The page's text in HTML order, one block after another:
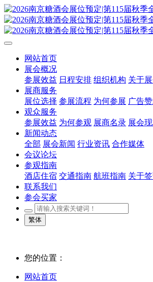
网站首页
展会概况
参展效益 日程安排 组织机构 关于
展商服务
展位选择 参展流程 为何参展 广告
观众服务
参展效益 为何参观 展商名录 展会
新闻动态
全部 展会新闻 行业资讯 合作媒体
会议论坛
参观指南
酒店住宿 交通指南 航班指南 关于
联系我们
参会买家
繁体
您的位置：
网站首页